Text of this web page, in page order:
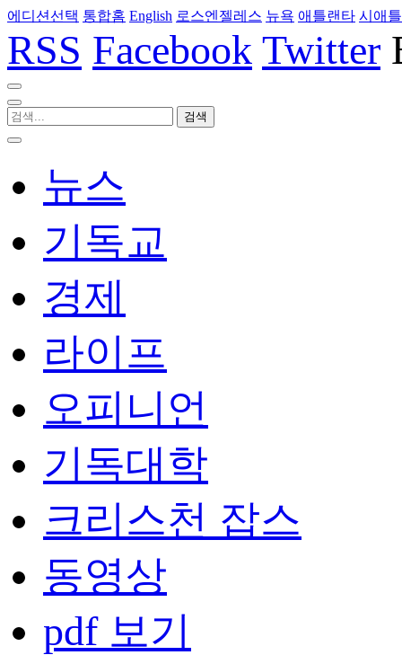
에디션선택 통합홈 English 로스엔젤레스 뉴욕 애틀랜타 시애틀
RSS Facebook Twitter
뉴스
기독교
경제
라이프
오피니언
기독대학
크리스천 잡스
동영상
pdf 보기